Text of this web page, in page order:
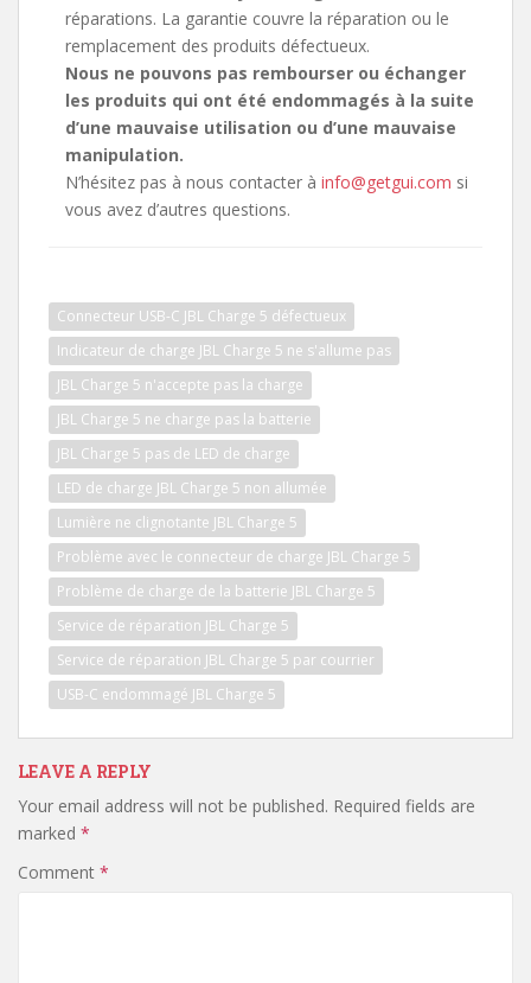
réparations. La garantie couvre la réparation ou le
remplacement des produits défectueux.
Nous ne pouvons pas rembourser ou échanger
les produits qui ont été endommagés à la suite
d’une mauvaise utilisation ou d’une mauvaise
manipulation.
N’hésitez pas à nous contacter à info@getgui.com si
vous avez d’autres questions.
Connecteur USB-C JBL Charge 5 défectueux
Indicateur de charge JBL Charge 5 ne s'allume pas
JBL Charge 5 n'accepte pas la charge
JBL Charge 5 ne charge pas la batterie
JBL Charge 5 pas de LED de charge
LED de charge JBL Charge 5 non allumée
Lumière ne clignotante JBL Charge 5
Problème avec le connecteur de charge JBL Charge 5
Problème de charge de la batterie JBL Charge 5
Service de réparation JBL Charge 5
Service de réparation JBL Charge 5 par courrier
USB-C endommagé JBL Charge 5
LEAVE A REPLY
Your email address will not be published. Required fields are
marked *
Comment *